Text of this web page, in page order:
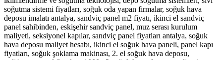
soğutma sistemi fiyatları, soğuk oda yapan firmalar, soğuk hava
deposu imalatı antalya, sandviç panel m2 fiyatı, ikinci el sandviç
panel sahibinden, eskişehir sandviç panel, muz serası kurulum
maliyeti, seksiyonel kapılar, sandviç panel fiyatları antalya, soğuk
hava deposu maliyet hesabı, ikinci el soğuk hava paneli, panel kapı
fiyatları, soğuk şoklama makinası, 2. el soğuk hava deposu,